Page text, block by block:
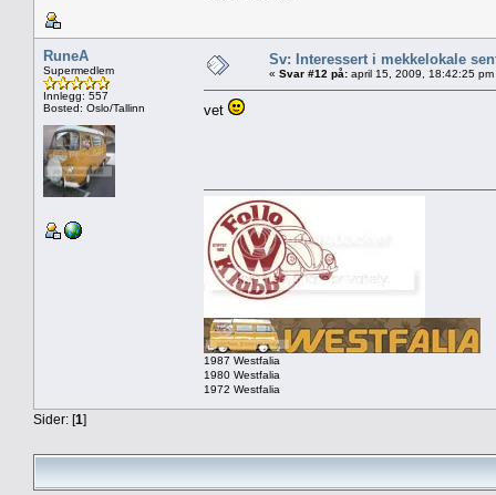
RuneA
Supermedlem
Innlegg: 557
Bosted: Oslo/Tallinn
Sv: Interessert i mekkelokale
« Svar #12 på: april 15, 2009, 18:42:25 pm
vet
1987 Westfalia
1980 Westfalia
1972 Westfalia
Sider: [1]